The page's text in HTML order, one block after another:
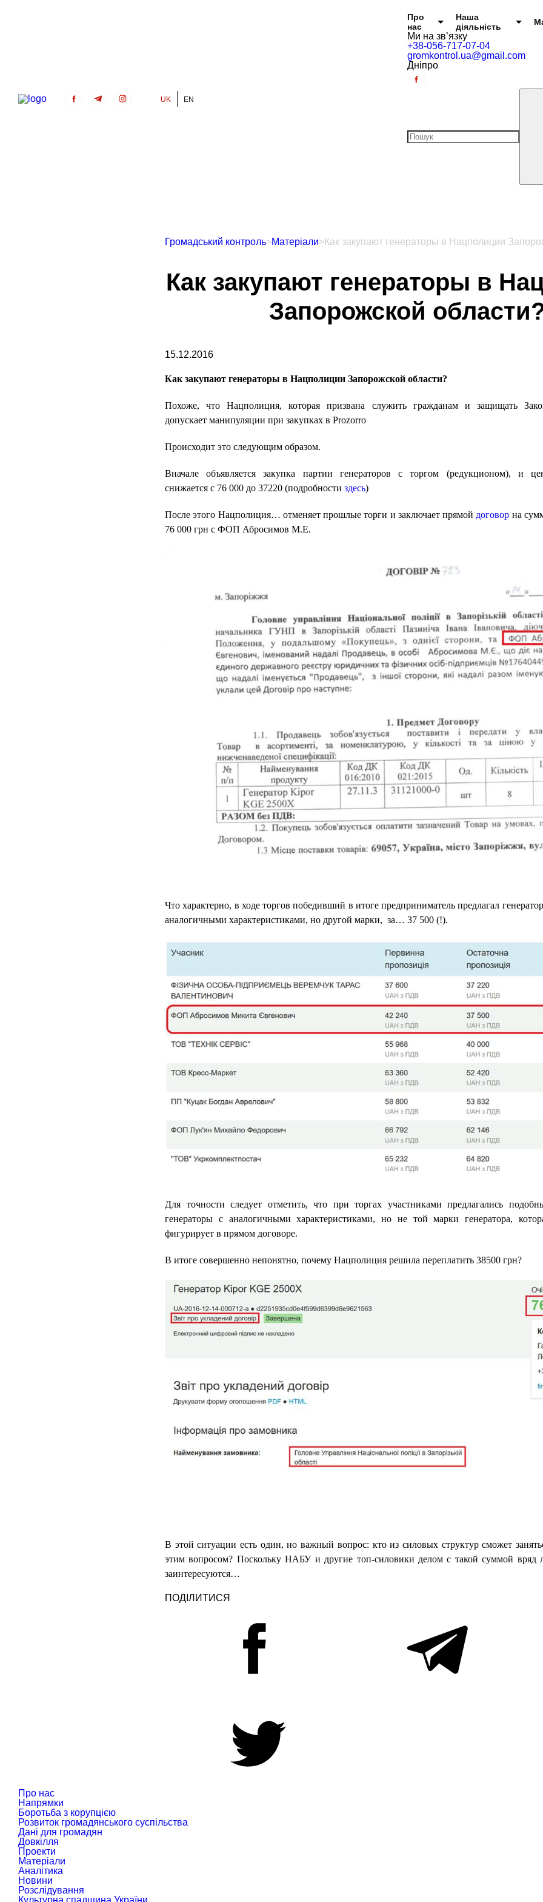
UK EN
Головне меню
Про
нас
Наша
діяльність
Ми на зв’язку
+38-056-717-07-04
gromkontrol.ua@gmail.com
Дніпро
Громадський контроль>Матеріали>Как закупают генераторы в Нацполиции
Как закупают генераторы в
Запорожской
15.12.2016
Как закупают генераторы в Нацполиции Запорожской области?
Похоже, что Нацполиция, которая призвана служить гражданам и защищать
допускает манипуляции при закупках в Prozorro
Происходит это следующим образом.
Вначале объявляется закупка партии генераторов с торгом (редукционом), и
снижается с 76 000 до 37220 (подробности здесь)
После этого Нацполиция… отменяет прошлые торги и заключает прямой договор на
76 000 грн с ФОП Абросимов М.Е.
Что характерно, в ходе торгов победивший в итоге предприниматель предлагал
аналогичными характеристиками, но другой марки, за… 37 500 (!).
Для точности следует отметить, что при торгах участниками предлагались
генераторы с аналогичными характеристиками, но не той марки генератора,
фигурирует в прямом договоре.
В итоге совершенно непонятно, почему Нацполиция решила переплатить 38500 грн?
В этой ситуации есть один, но важный вопрос: кто из силовых структур сможет
этим вопросом? Поскольку НАБУ и другие топ-силовики делом с такой суммой вряд
заинтересуются…
ПОДІЛИТИСЯ
Про нас
Напрямки
Боротьба з корупцією
Розвиток громадянського суспільства
Дані для громадян
Довкілля
Проекти
Матеріали
Аналітика
Новини
Розслідування
Культурна спадщина України